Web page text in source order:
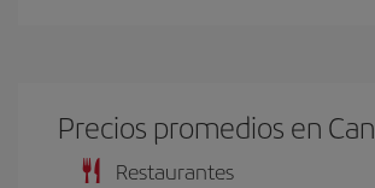
Precios promedios en
Restaurantes